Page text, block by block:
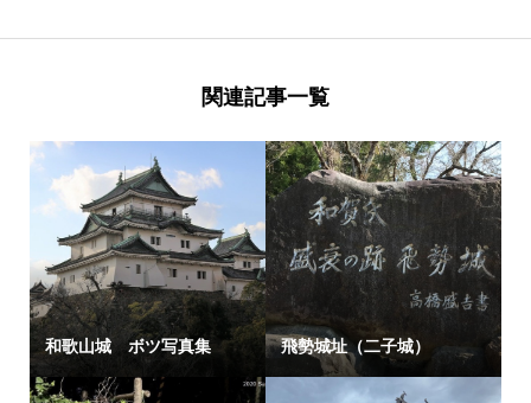
関連記事一覧
和歌山城 ボツ写真集 飛勢城址（二子城）